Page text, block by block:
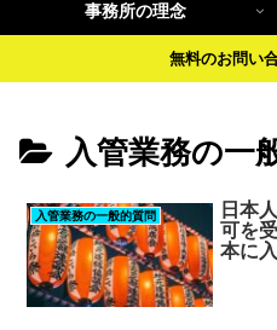
事務所の理念
無料のお問い
入管業務の一
入管業務の一般的質問
日本
可を
本に